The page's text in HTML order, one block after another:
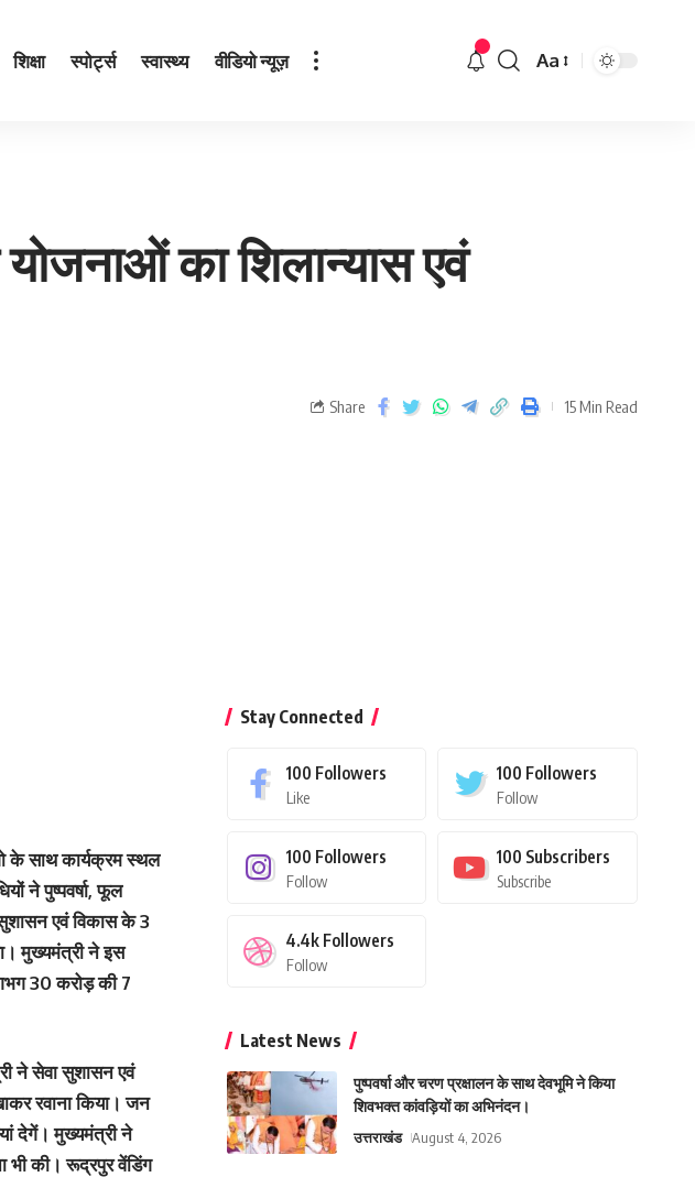
शिक्षा स्पोर्ट्स स्वास्थ्य वीडियो न्यूज़ Aa
का शिलान्यास एवं
Share 15 Min Read
के साथ कार्यक्रम स्थल
ने पुष्पवर्षा, फूल
एवं विकास के 3
मुख्यमंत्री ने इस
30 करोड़ की 7
ने सेवा सुशासन एवं
रवाना किया। जन
देगें। मुख्यमंत्री ने
भी की। रूद्रपुर वेंडिंग
Stay Connected
100 Followers
Like
100 Followers
Follow
100 Followers
Follow
100 Subscribers
Subscribe
4.4k Followers
Follow
Latest News
पुष्पवर्षा और चरण प्रक्षालन के साथ देवभूमि ने किया
शिवभक्त कांवड़ियों का अभिनंदन।
उत्तराखंड August 4, 2026